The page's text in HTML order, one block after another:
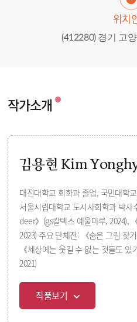
위치
(412280) 경기 고
작가소개
김용현 Kim
대진대학교 회화과 졸업, 국민대학
서울시립대학교 도시사회학과 박
deer》(gs칼텍스 예울마루, 2024),
2023) 주요 단체전: 《숨은 그림 찾
《세상에는 웃길 수 없는 것들도
2021)
작품보기